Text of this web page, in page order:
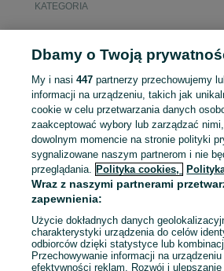
KATEGORIA
Mapa kategorii
Mapa miejscowości
Mapa ministron
Popularne wyszukiwania
Dbamy o Twoją
My i nasi447 partnerzy przechowujemy
informacji na urządzeniu, takich jak
cookie w celu przetwarzania danych
zaakceptować wybory lub zarządzać
dowolnym momencie na stronie polityki
sygnalizowane naszym partnerom i nie
przeglądania. Polityka cookies,
Wraz z naszymi partnerami
zapewnienia:
Użycie dokładnych danych
charakterystyki urządzenia do celów
odbiorców dzięki statystyce lub
Przechowywanie informacji na
efektywności reklam. Rozwój i ulepszanie